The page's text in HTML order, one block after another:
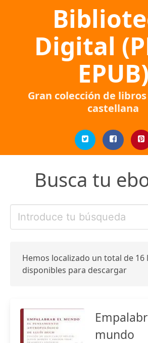
Digital
EPUB)
Gran colección de
castellana
Busca tu
Hemos localizado un total de 16
disponibles para descargar
mundo